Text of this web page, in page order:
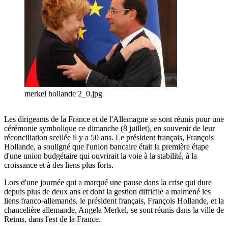
merkel hollande 2_0.jpg
Les dirigeants de la France et de l'Allemagne se sont réunis pour une
cérémonie symbolique ce dimanche (8 juillet), en souvenir de leur
réconciliation scellée il y a 50 ans. Le président français, François
Hollande, a souligné que l'union bancaire était la première étape
d'une union budgétaire qui ouvrirait la voie à la stabilité, à la
croissance et à des liens plus forts.
Lors d'une journée qui a marqué une pause dans la crise qui dure
depuis plus de deux ans et dont la gestion difficile a malmené les
liens franco-allemands, le président français, François Hollande, et la
chancelière allemande, Angela Merkel, se sont réunis dans la ville de
Reims, dans l'est de la France.